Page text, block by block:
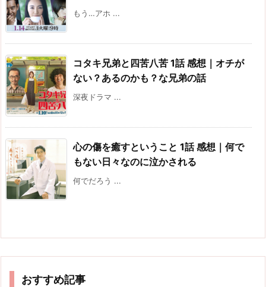
もう…アホ ...
コタキ兄弟と四苦八苦 1話 感想｜オチが
ない？あるのかも？な兄弟の話
深夜ドラマ ...
心の傷を癒すということ 1話 感想｜何で
もない日々なのに泣かされる
何でだろう ...
おすすめ記事